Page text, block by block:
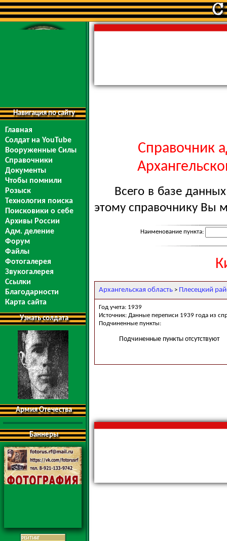
Навигация по сайту
Главная
Солдат на YouTube
Вооруженные Силы
Справочники
Документы
Чтобы помнили
Розыск
Технология поиска
Поисковики о себе
Архивы России
Адм. деление
Форум
Файлы
Фотогалерея
Звукогалерея
Ссылки
Благодарности
Карта сайта
Узнать солдата
Армия Отечества
Баннеры
Справочник
Всего в базе
этому справочнику Вы
Наименование пункта:
Архангельская область > Плесецкий
Год учета: 1939
Источник: Данные переписи 1939 года из
Подчиненные пункты:
Подчиненные пункты отсутствуют